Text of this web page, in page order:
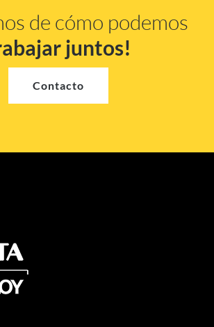
de cómo podemos
juntos!
Contacto